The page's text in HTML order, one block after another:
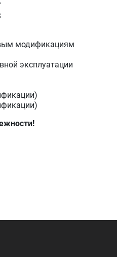
модификациям
эксплуатации